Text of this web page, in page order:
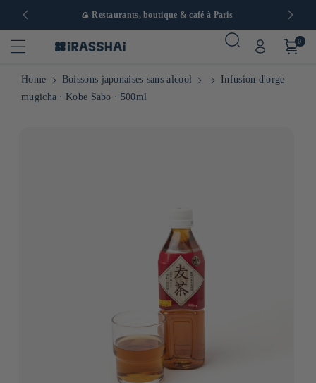
Europe 🍙 Restaurants, boutique & café à Paris
0
Home Boissons japonaises sans alcool
Infusion d'orge
mugicha ⋅ Kobe Sabo ⋅ 500ml